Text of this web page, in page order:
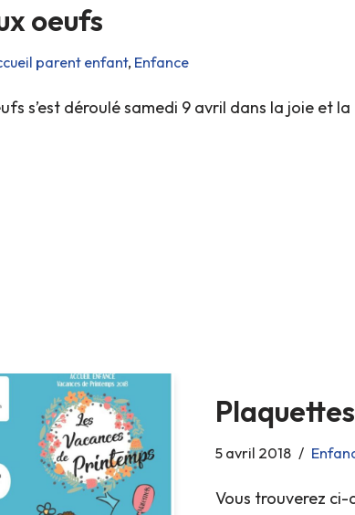
oeufs
parent enfant, Enfance
s’est déroulé samedi 9 avril dans la joie et la
5 avril 2018
Vous trouverez ci-